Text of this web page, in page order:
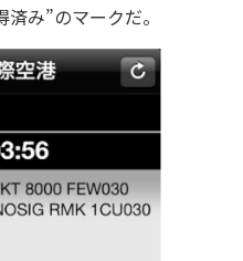
み”のマークだ。